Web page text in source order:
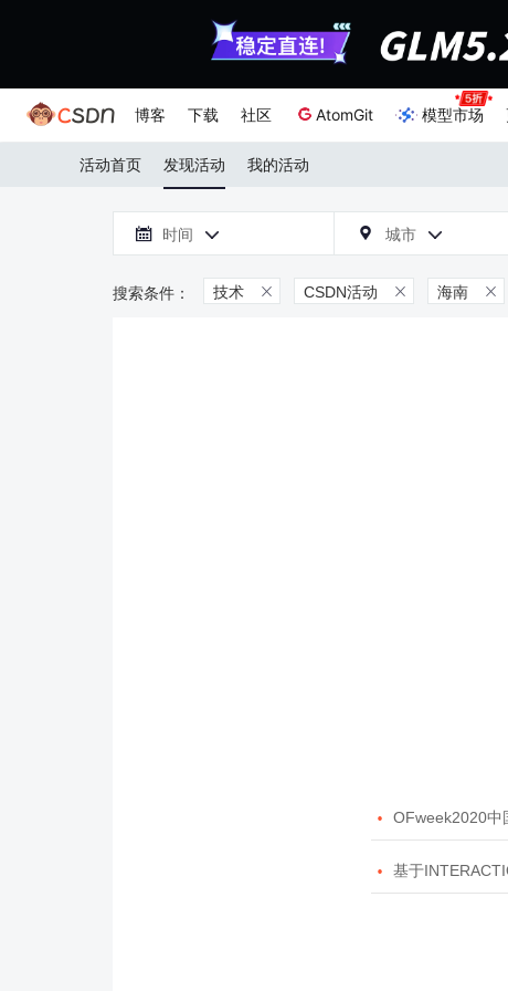
博客 下载 社区 AtomGit 模型市场
活动首页 发现活动 我的活动
 时间   城市 
技术  CSDN活动  海南 
 OFweek2020中
 基于INTERACTION